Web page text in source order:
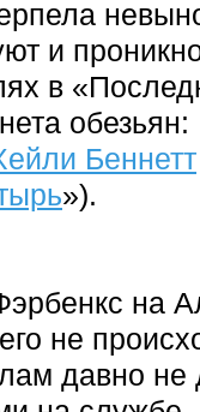
и
в
Беннетт
»).
на
не
давно не